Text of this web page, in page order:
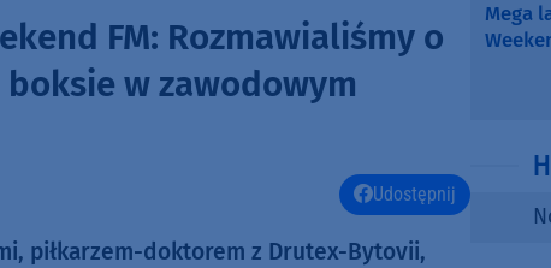
FM: Rozmawialiśmy o
w zawodowym
Udostępnij
piłkarzem-doktorem z Drutex-Bytovii,
Mega